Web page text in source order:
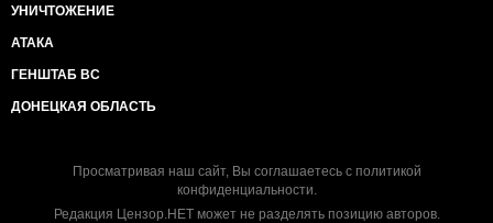
УНИЧТОЖЕНИЕ
АТАКА
ГЕНШТАБ ВС
ДОНЕЦКАЯ ОБЛАСТЬ
Просматривая наш сайт, Вы соглашаетесь с политикой
конфиденциальности.
Редакция Цензор.НЕТ может не разделять позицию авторов.